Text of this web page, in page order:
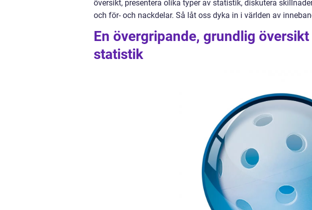
översikt, presentera olika typer av statistik, diskutera
och för- och nackdelar. Så låt oss dyka in i världen av
En övergripande, grundlig
statistik